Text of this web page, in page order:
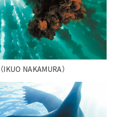
NAKAMURA）